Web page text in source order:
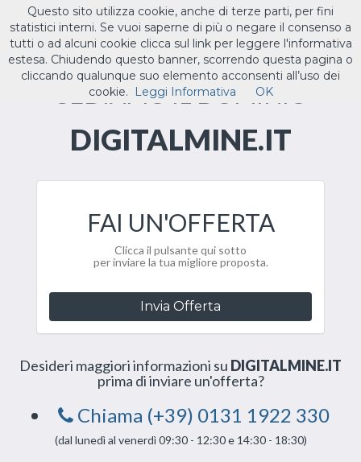
Toggle
ILTUO.IT
CEDIAMO IL DOMINIO
DIGITALMINE.IT
FAI UN'OFFERTA
Clicca il pulsante qui sotto
per inviare la tua migliore proposta.
Invia Offerta
Desideri maggiori informazioni su DIGITALMINE.IT
prima di inviare un'offerta?
Chiama (+39) 0131 1922 330
(dal lunedì al venerdì 09:30 - 12:30 e 14:30 - 18:30)
Questo sito utilizza cookie, anche di terze parti, per fini
statistici interni. Se vuoi saperne di più o negare il consenso a
tutti o ad alcuni cookie clicca sul link per leggere l'informativa
estesa. Chiudendo questo banner, scorrendo questa pagina o
cliccando qualunque suo elemento acconsenti all’uso dei
cookie.
Leggi Informativa OK